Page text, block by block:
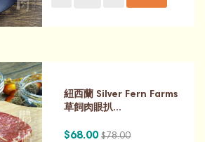
紐西蘭 Silver Fern Farms
草飼肉眼扒...
$68.00 $78.00